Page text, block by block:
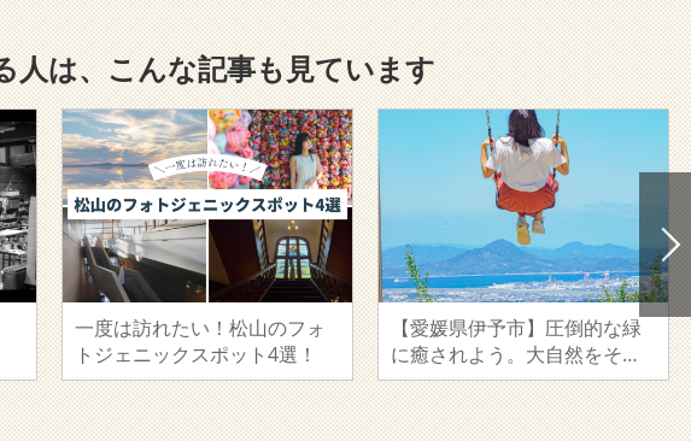
人は、こんな記事も見ています
一度は訪れたい！松山のフォ
トジェニックスポット4選！
【愛媛県伊予市】圧倒的な緑
に癒されよう。大自然をその
まま生かした「えひめ森林公